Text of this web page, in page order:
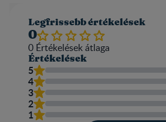
Legfrissebb értékelések
0
0 Értékelések átlaga​
Értékelések
5
4
3
2
1